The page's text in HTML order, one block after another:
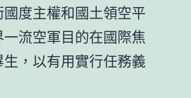
度主權和國土領空平
流空軍目的在國際焦
，以有用實行任務義